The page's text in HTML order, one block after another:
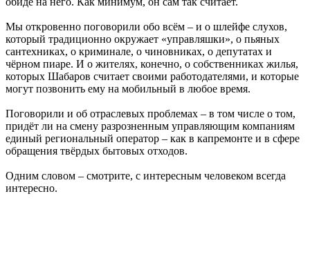
Мы откровенно поговорили обо всём – и о шлейфе слухов,
который традиционно окружает «управляшки», о пьяных
сантехниках, о криминале, о чиновниках, о депутатах и
чёрном пиаре. И о жителях, конечно, о собственниках жилья,
которых Шабаров считает своими работодателями, и которые
могут позвонить ему на мобильный в любое время.
Поговорили и об отраслевых проблемах – в том числе о том,
придёт ли на смену разрозненным управляющим компаниям
единый региональный оператор – как в капремонте и в сфере
обращения твёрдых бытовых отходов.
Одним словом – смотрите, с интересным человеком всегда
интересно.